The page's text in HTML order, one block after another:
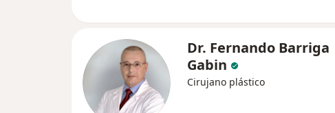
Dr. Fernando Barriga
Gabin
Cirujano plástico